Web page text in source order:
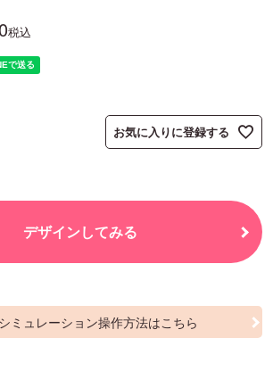
税込
お気に入りに登録する
デザインしてみる
ミュレーション操作方法はこちら